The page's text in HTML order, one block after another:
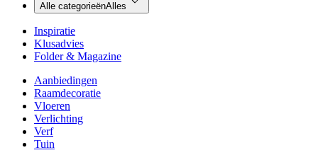
Alle categorieënAlles
Inspiratie
Klusadvies
Folder & Magazine
Aanbiedingen
Raamdecoratie
Vloeren
Verlichting
Verf
Tuin